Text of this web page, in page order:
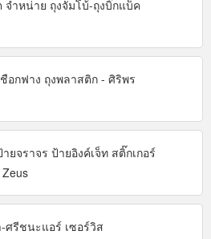
จำหน่าย ถุงจัมโบ้-ถุงบิ๊กแบ็ค
อกฟาง ถุงพลาสติก - ศิริพร
ยจราจร ป้ายอิงค์เจ็ท สติ๊กเกอร์
ศรีชนะแอร์ เซอร์วิส